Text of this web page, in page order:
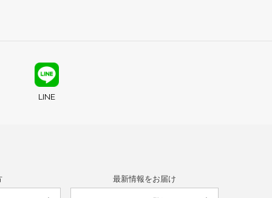
LINE
最新情報をお届け